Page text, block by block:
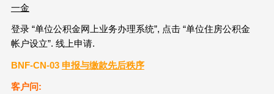
一金
登录 “单位公积金网上业务办理系统”, 点击 “单位住房公积金
帐户设立”. 线上申请.
BNF-CN-03 申报与缴款先后秩序
客户问: